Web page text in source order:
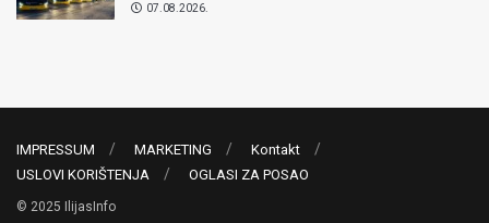
07.08.2026.
IMPRESSUM MARKETING
Kontakt
USLOVI KORIŠTENJA
OGLASI ZA POSAO
© 2025 IlijasInfo